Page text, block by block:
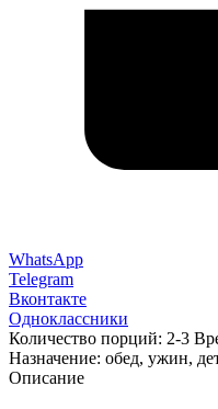
WhatsApp
Telegram
Вконтакте
Одноклассники
Количество порций: 2-3
Назначение: обед, ужин,
Описание